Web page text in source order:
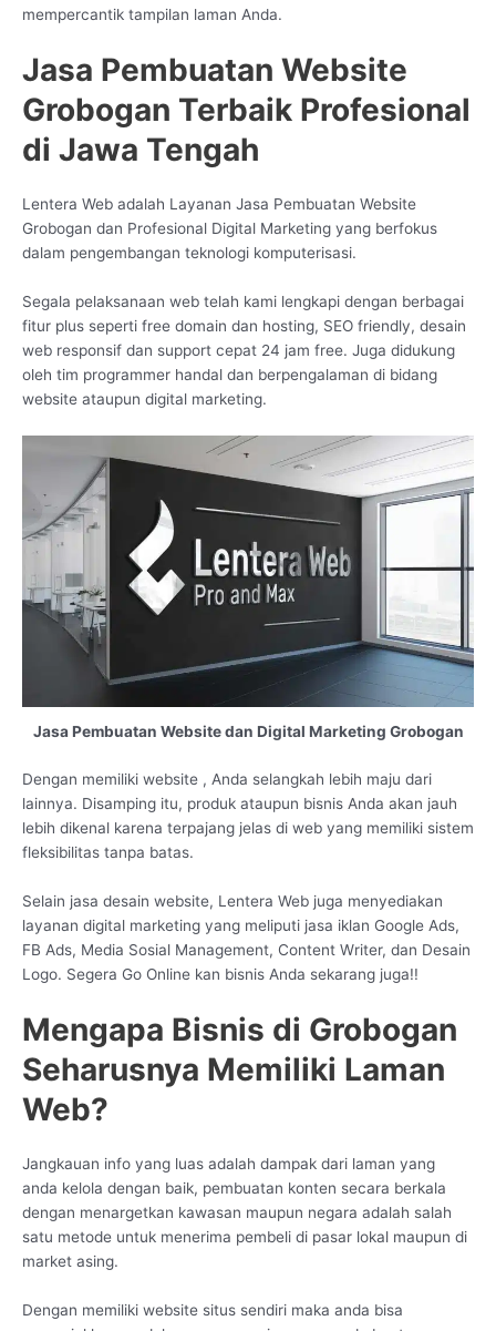
mempercantik tampilan laman Anda.
Jasa Pembuatan Website
Grobogan Terbaik Profesional
di Jawa Tengah
Lentera Web adalah Layanan Jasa Pembuatan Website
Grobogan dan Profesional Digital Marketing yang berfokus
dalam pengembangan teknologi komputerisasi.
Segala pelaksanaan web telah kami lengkapi dengan berbagai
fitur plus seperti free domain dan hosting, SEO friendly, desain
web responsif dan support cepat 24 jam free. Juga didukung
oleh tim programmer handal dan berpengalaman di bidang
website ataupun digital marketing.
Jasa Pembuatan Website dan Digital Marketing Grobogan
Dengan memiliki website , Anda selangkah lebih maju dari
lainnya. Disamping itu, produk ataupun bisnis Anda akan jauh
lebih dikenal karena terpajang jelas di web yang memiliki sistem
fleksibilitas tanpa batas.
Selain jasa desain website, Lentera Web juga menyediakan
layanan digital marketing yang meliputi jasa iklan Google Ads,
FB Ads, Media Sosial Management, Content Writer, dan Desain
Logo. Segera Go Online kan bisnis Anda sekarang juga!!
Mengapa Bisnis di Grobogan
Seharusnya Memiliki Laman
Web?
Jangkauan info yang luas adalah dampak dari laman yang
anda kelola dengan baik, pembuatan konten secara berkala
dengan menargetkan kawasan maupun negara adalah salah
satu metode untuk menerima pembeli di pasar lokal maupun di
market asing.
Dengan memiliki website situs sendiri maka anda bisa